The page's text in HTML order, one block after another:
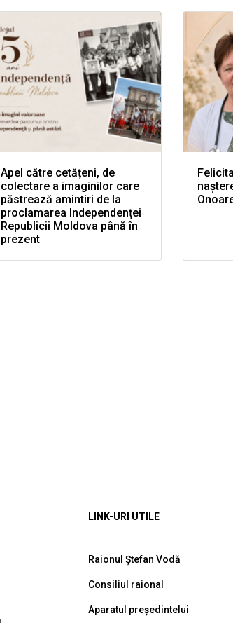
Apel către cetățeni, de
colectare a imaginilor care
păstrează amintiri de la
proclamarea Independenței
Republicii Moldova până în
prezent
LINK-URI UTILE
Raionul Ștefan Vodă
Consiliul raional
Aparatul președintelui